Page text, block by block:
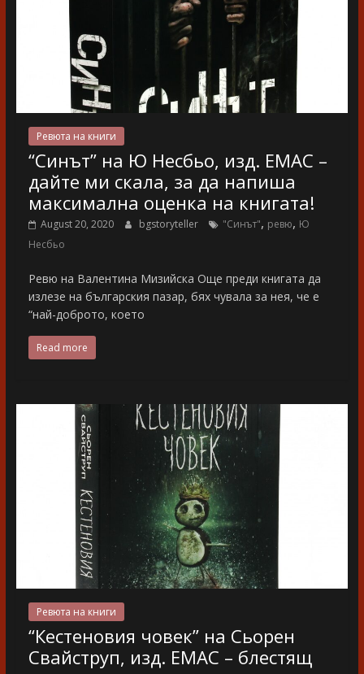
Ревюта на книги
“Синът” на Ю Несбьо, изд. ЕМАС –
дайте ми скала, за да напиша
максимална оценка на книгата!
August 20, 2020 bgstoryteller "Синът", ревю, Ю
Несбьо
Ревю на Валентина Мизийска Още преди книгата да
излезе на българския пазар, бях чувала за нея, че е
“най-доброто, което
Read more
Ревюта на книги
“Кестеновия човек” на Сьорен
Свайструп, изд. ЕМАС – блестящ